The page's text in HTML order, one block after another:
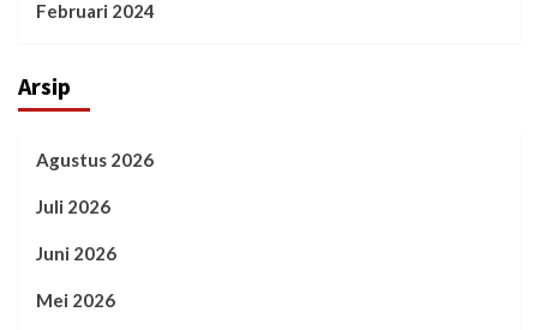
Februari 2024
Arsip
Agustus 2026
Juli 2026
Juni 2026
Mei 2026